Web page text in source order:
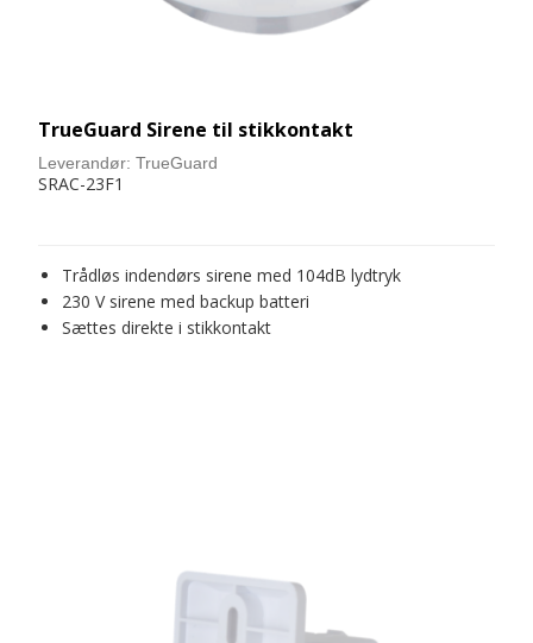
TrueGuard Sirene til stikkontakt
Leverandør: TrueGuard
SRAC-23F1
Trådløs indendørs sirene med 104dB lydtryk
230 V sirene med backup batteri
Sættes direkte i stikkontakt